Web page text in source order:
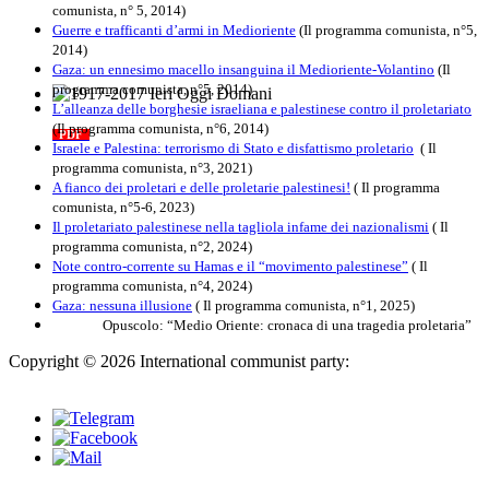
1917-2017 Ieri Oggi Domani
PDF Quaderno n°9
comunista, n° 5, 2014)
Guerre e trafficanti d’armi in Medioriente (Il programma comunista, n°5,
2014)
Gaza: un ennesimo macello insanguina il Medioriente-Volantino (Il
programma comunista, n°5, 2014)
L’alleanza delle borghesie israeliana e palestinese contro il proletariato
(Il programma comunista, n°6, 2014)
Israele e Palestina: terrorismo di Stato e disfattismo proletario ( Il
programma comunista, n°3, 2021)
A fianco dei proletari e delle proletarie palestinesi! ( Il programma
comunista, n°5-6, 2023)
Il proletariato palestinese nella tagliola infame dei nazionalismi ( Il
programma comunista, n°2, 2024)
Note contro-corrente su Hamas e il “movimento palestinese” ( Il
programma comunista, n°4, 2024)
Gaza: nessuna illusione ( Il programma comunista, n°1, 2025)
Opuscolo: “Medio Oriente: cronaca di una tragedia proletaria”
Copyright © 2026 International communist party: